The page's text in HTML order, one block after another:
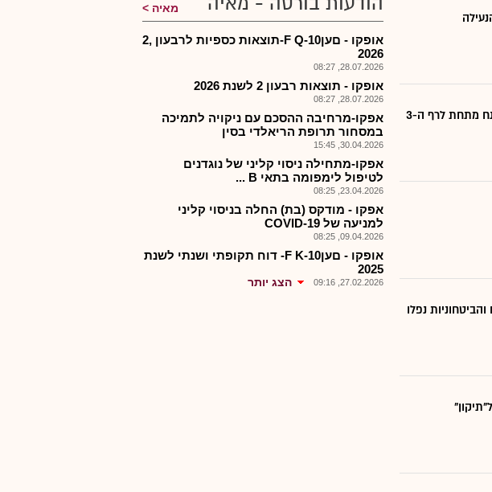
נעילה מעורבת בתל אביב: העליות מהבוקר התמתנו; הדולר צנח מתחת לרף ה-3
נפלו
מאיה
אופקו - םעןF Q-10-תוצאות כספיות לרבעון ,2
2026
28.07.2026, 08:27
אופקו - תוצאות רבעון 2 לשנת 2026
28.07.2026, 08:27
אפקו-מרחיבה ההסכם עם ניקויה לתמיכה
במסחור תרופת הריאלדי בסין
30.04.2026, 15:45
אפקו-מתחילה ניסוי קליני של נוגדנים
לטיפול לימפומה בתאי B ...
23.04.2026, 08:25
אפקו - מודקס (בת) החלה בניסוי קליני
למניעה של 19-COVID
09.04.2026, 08:25
אופקו - םעןF K-10- דוח תקופתי ושנתי לשנת
2025
27.02.2026, 09:16 הצג יותר